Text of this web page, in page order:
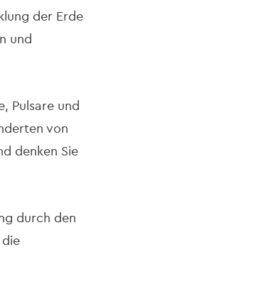
der Erde
und
Pulsare und
von
denken Sie
durch den